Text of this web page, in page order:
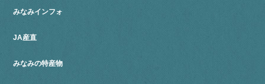
みなみインフォ
JA産直
みなみの特産物